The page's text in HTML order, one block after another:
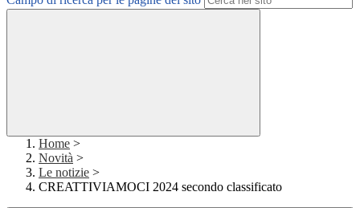
Home >
Novità >
Le notizie >
CREATTIVIAMOCI 2024 secondo classificato